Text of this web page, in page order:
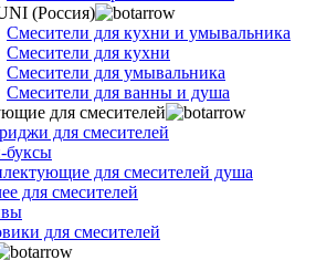
(Россия)
Смесители для кухни и умывальника
Смесители для кухни
Смесители для умывальника
Смесители для ванны и душа
для смесителей
для смесителей
буксы
для смесителей душа
для смесителей
для смесителей